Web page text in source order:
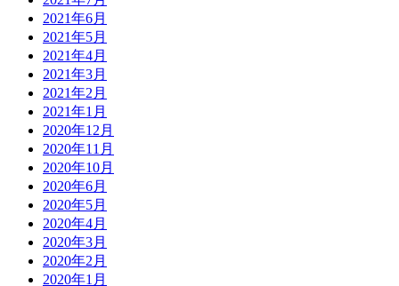
2021年6月
2021年5月
2021年4月
2021年3月
2021年2月
2021年1月
2020年12月
2020年11月
2020年10月
2020年6月
2020年5月
2020年4月
2020年3月
2020年2月
2020年1月